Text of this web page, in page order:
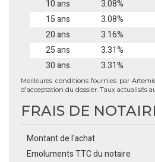
10 ans
3.08%
15 ans
3.08%
20 ans
3.16%
25 ans
3.31%
30 ans
3.31%
Meilleures conditions fournies par
d'acceptation du dossier. Taux actualisés
FRAIS DE
Montant de l'achat
Emoluments TTC du notaire